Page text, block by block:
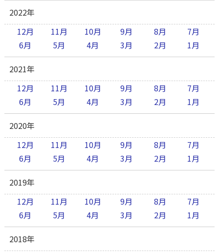
2022年
12月
11月 10月 9月 8月
7月
6月
5月 4月 3月 2月 1月
2021年
12月
11月 10月 9月 8月
7月
6月
5月 4月 3月 2月 1月
2020年
12月
11月 10月 9月 8月
7月
6月
5月 4月 3月 2月 1月
2019年
12月
11月 10月 9月 8月
7月
6月
5月 4月 3月 2月 1月
2018年